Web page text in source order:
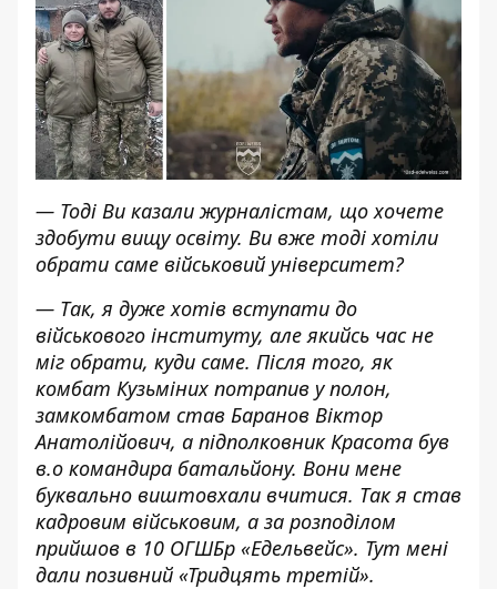
— Тоді Ви казали журналістам, що хочете
здобути вищу освіту. Ви вже тоді хотіли
обрати саме військовий університет?
— Так, я дуже хотів вступати до
військового інституту, але якийсь час не
міг обрати, куди саме. Після того, як
комбат Кузьміних потрапив у полон,
замкомбатом став Баранов Віктор
Анатолійович, а підполковник Красота був
в.о командира батальйону. Вони мене
буквально виштовхали вчитися. Так я став
кадровим військовим, а за розподілом
прийшов в 10 ОГШБр «Едельвейс». Тут мені
дали позивний «Тридцять третій».